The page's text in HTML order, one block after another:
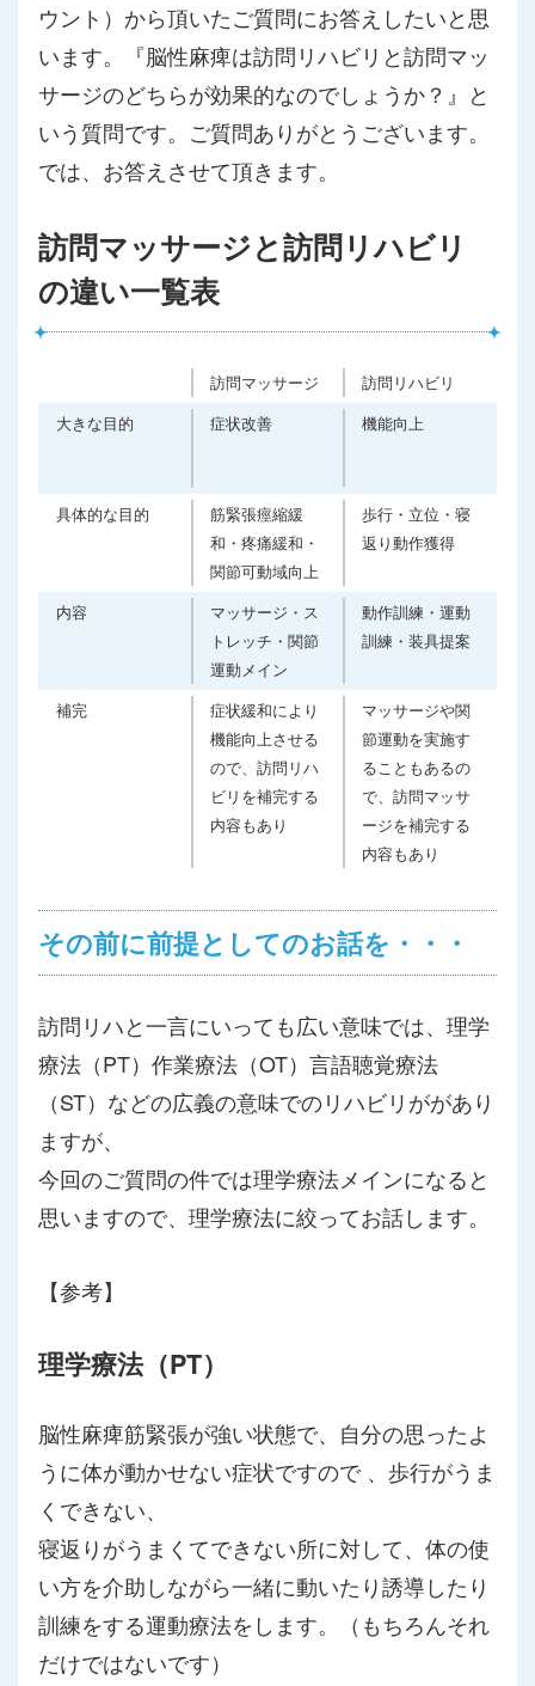
ウント）から頂いたご質問にお答えしたいと思
います。『脳性麻痺は訪問リハビリと訪問マッ
サージのどちらが効果的なのでしょうか？』と
いう質問です。ご質問ありがとうございます。
では、お答えさせて頂きます。
訪問マッサージと訪問リハビリ
の違い一覧表
訪問マッサージ
訪問リハビリ
大きな目的
症状改善 機能向上
具体的な目的
筋緊張痙縮緩
和・疼痛緩和・
関節可動域向上
歩行・立位・寝
返り動作獲得
内容
マッサージ・ス
トレッチ・関節
運動メイン
動作訓練・運動
訓練・装具提案
補完
症状緩和により
機能向上させる
ので、訪問リハ
ビリを補完する
内容もあり
マッサージや関
節運動を実施す
ることもあるの
で、訪問マッサ
ージを補完する
内容もあり
その前に前提としてのお話を・・・
訪問リハと一言にいっても広い意味では、理学
療法（PT）作業療法（OT）言語聴覚療法
（ST）などの広義の意味でのリハビリががあり
ますが、
今回のご質問の件では理学療法メインになると
思いますので、理学療法に絞ってお話します。
【参考】
理学療法（PT）
脳性麻痺筋緊張が強い状態で、自分の思ったよ
うに体が動かせない症状ですので 、歩行がうま
くできない、
寝返りがうまくてできない所に対して、体の使
い方を介助しながら一緒に動いたり誘導したり
訓練をする運動療法をします。（もちろんそれ
だけではないです）